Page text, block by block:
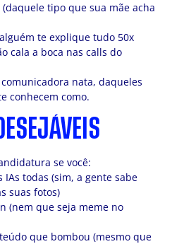
tipo que sua mãe acha
te explique tudo 50x
cala a boca nas calls do
nata, daqueles
conhecem como.
se você:
IAs todas (sim, a gente sabe
suas fotos)
(nem que seja meme no
que bombou (mesmo que